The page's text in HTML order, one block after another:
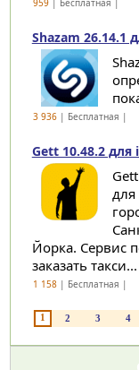
959| Бесплатная |
Shazam 26.14.1
3 936| Бесплатная |
Gett 10.48.2 для
для
Йорка. Сервис
заказать такси...
1 158| Бесплатная |
1 2 3 4